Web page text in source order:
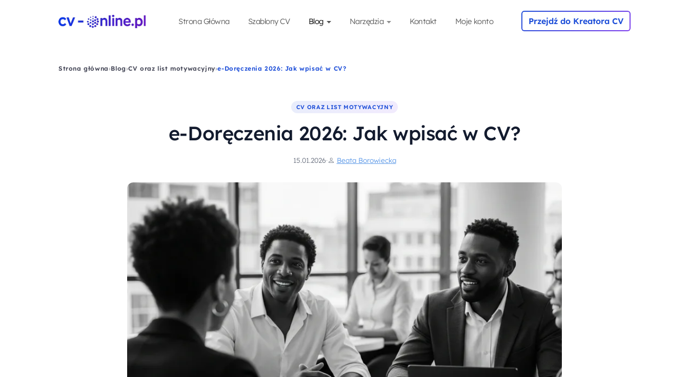
Strona Główna Szablony CV Blog Narzędzia Kontakt Moje konto Przejdź do Kreatora CV
Strona główna›Blog›CV oraz list motywacyjny›e-Doręczenia 2026: Jak wpisać w CV?
CV ORAZ LIST MOTYWACYJNY
e-Doręczenia 2026: Jak wpisać w CV?
15.01.2026· Beata Borowiecka